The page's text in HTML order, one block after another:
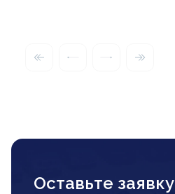
Оставьте заявку